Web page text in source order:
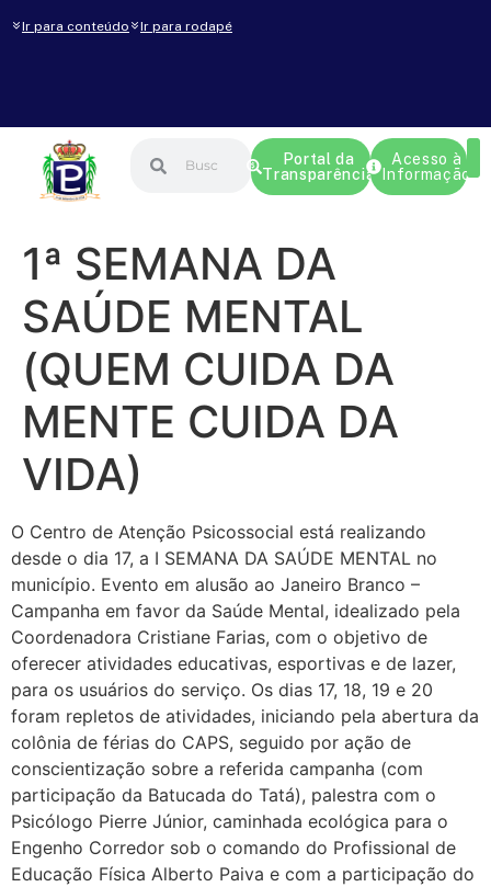
Ir para conteúdo Ir para rodapé
Portal da
Transparência
Acesso à
Informação
1ª SEMANA DA
SAÚDE MENTAL
(QUEM CUIDA DA
MENTE CUIDA DA
VIDA)
O Centro de Atenção Psicossocial está realizando
desde o dia 17, a I SEMANA DA SAÚDE MENTAL no
município. Evento em alusão ao Janeiro Branco –
Campanha em favor da Saúde Mental, idealizado pela
Coordenadora Cristiane Farias, com o objetivo de
oferecer atividades educativas, esportivas e de lazer,
para os usuários do serviço. Os dias 17, 18, 19 e 20
foram repletos de atividades, iniciando pela abertura da
colônia de férias do CAPS, seguido por ação de
conscientização sobre a referida campanha (com
participação da Batucada do Tatá), palestra com o
Psicólogo Pierre Júnior, caminhada ecológica para o
Engenho Corredor sob o comando do Profissional de
Educação Física Alberto Paiva e com a participação do